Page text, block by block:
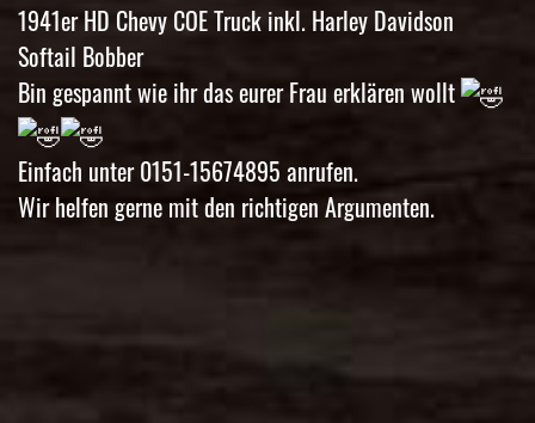
1941er HD Chevy COE Truck inkl. Harley Davidson
Softail Bobber
Bin gespannt wie ihr das eurer Frau erklären wollt
Einfach unter 0151-15674895 anrufen.
Wir helfen gerne mit den richtigen Argumenten.